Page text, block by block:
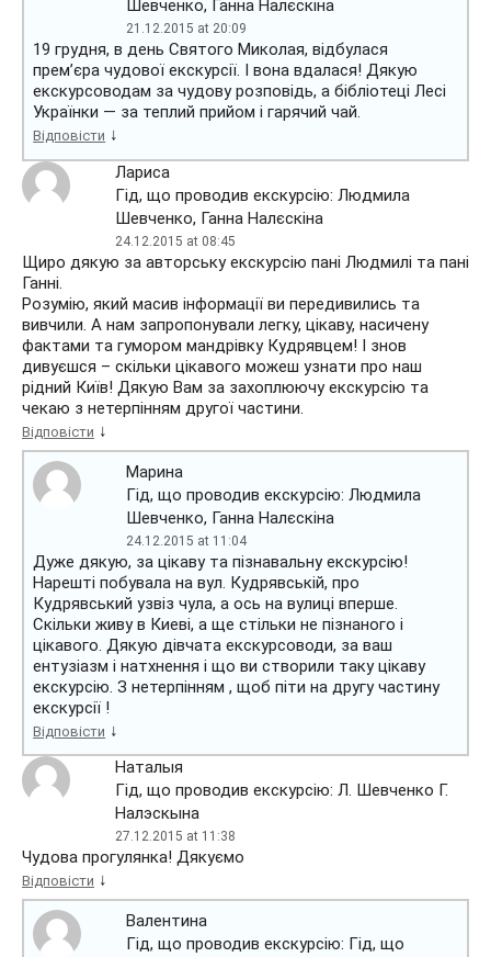
Шевченко, Ганна Налєскіна
21.12.2015 at 20:09
19 грудня, в день Святого Миколая, відбулася
прем’єра чудової екскурсії. І вона вдалася! Дякую
екскурсоводам за чудову розповідь, а бібліотеці Лесі
Українки — за теплий прийом і гарячий чай.
Відповісти ↓
Лариса
Гід, що проводив екскурсію: Людмила
Шевченко, Ганна Налєскіна
24.12.2015 at 08:45
Щиро дякую за авторську екскурсію пані Людмилі та пані
Ганні.
Розумію, який масив інформації ви передивились та
вивчили. А нам запропонували легку, цікаву, насичену
фактами та гумором мандрівку Кудрявцем! І знов
дивуєшся – скільки цікавого можеш узнати про наш
рідний Київ! Дякую Вам за захоплюючу екскурсію та
чекаю з нетерпінням другої частини.
Відповісти ↓
Марина
Гід, що проводив екскурсію: Людмила
Шевченко, Ганна Налєскіна
24.12.2015 at 11:04
Дуже дякую, за цікаву та пізнавальну екскурсію!
Нарешті побувала на вул. Кудрявській, про
Кудрявський узвіз чула, а ось на вулиці вперше.
Скільки живу в Киеві, а ще стільки не пізнаного і
цікавого. Дякую дівчата екскурсоводи, за ваш
ентузіазм і натхнення і що ви створили таку цікаву
екскурсію. З нетерпінням , щоб піти на другу частину
екскурсії !
Відповісти ↓
Наталыя
Гід, що проводив екскурсію: Л. Шевченко Г.
Налэскына
27.12.2015 at 11:38
Чудова прогулянка! Дякуємо
Відповісти ↓
Валентина
Гід, що проводив екскурсію: Гід, що